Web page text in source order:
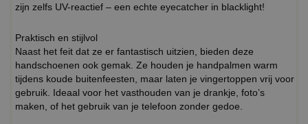
zijn zelfs UV-reactief – een echte eyecatcher in blacklight!
Praktisch en stijlvol
Naast het feit dat ze er fantastisch uitzien, bieden deze
handschoenen ook gemak. Ze houden je handpalmen warm
tijdens koude buitenfeesten, maar laten je vingertoppen vrij voor
gebruik. Ideaal voor het vasthouden van je drankje, foto’s
maken, of het gebruik van je telefoon zonder gedoe.